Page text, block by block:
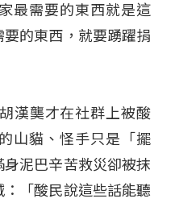
最需要的東西就是這
的東西，就要踴躍捐
漢龑才在社群上被酸
山貓、怪手只是「擺
泥巴辛苦救災卻被抹
「酸民說這些話能聽